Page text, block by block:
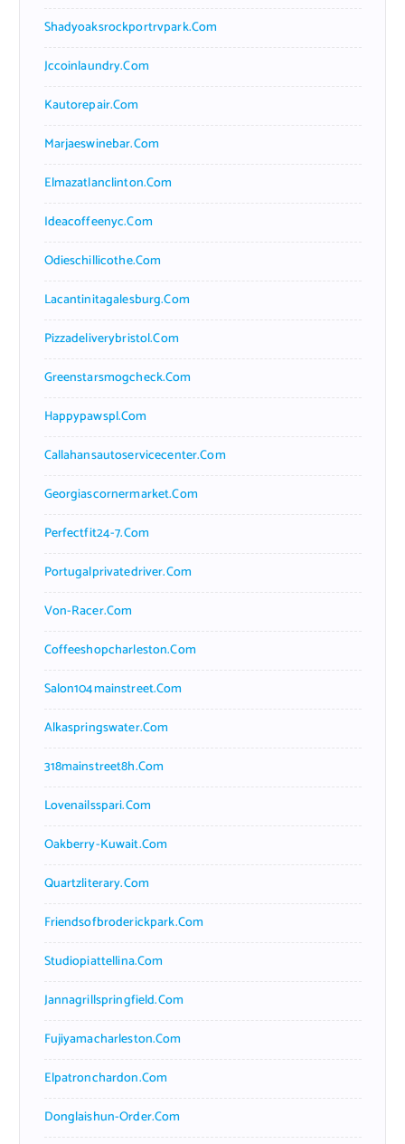
Shadyoaksrockportrvpark.com
Jccoinlaundry.com
Kautorepair.com
Marjaeswinebar.com
Elmazatlanclinton.com
Ideacoffeenyc.com
Odieschillicothe.com
Lacantinitagalesburg.com
Pizzadeliverybristol.com
Greenstarsmogcheck.com
Happypawspl.com
Callahansautoservicecenter.com
Georgiascornermarket.com
Perfectfit24-7.com
Portugalprivatedriver.com
Von-Racer.com
Coffeeshopcharleston.com
Salon104mainstreet.com
Alkaspringswater.com
318mainstreet8h.com
Lovenailsspari.com
Oakberry-Kuwait.com
Quartzliterary.com
Friendsofbroderickpark.com
Studiopiattellina.com
Jannagrillspringfield.com
Fujiyamacharleston.com
Elpatronchardon.com
Donglaishun-Order.com